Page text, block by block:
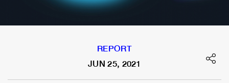
REPORT
JUN 25, 2021